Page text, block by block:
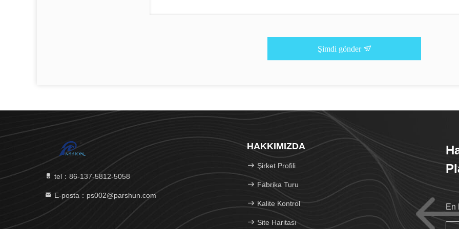
Şimdi gönder
tel：86-137-5812-5058
E-posta：ps002@parshun.com
HAKKIMIZDA
Şirket Profili
Fabrika Turu
Kalite Kontrol
Site Haritası
En